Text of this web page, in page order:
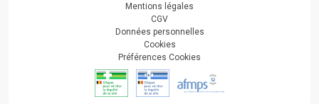
Mentions légales
CGV
Données personnelles
Cookies
Préférences Cookies